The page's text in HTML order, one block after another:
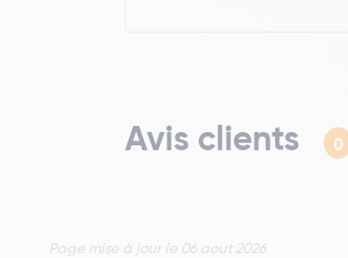
Avis clients 0
Page mise à jour le 06 aout 2026